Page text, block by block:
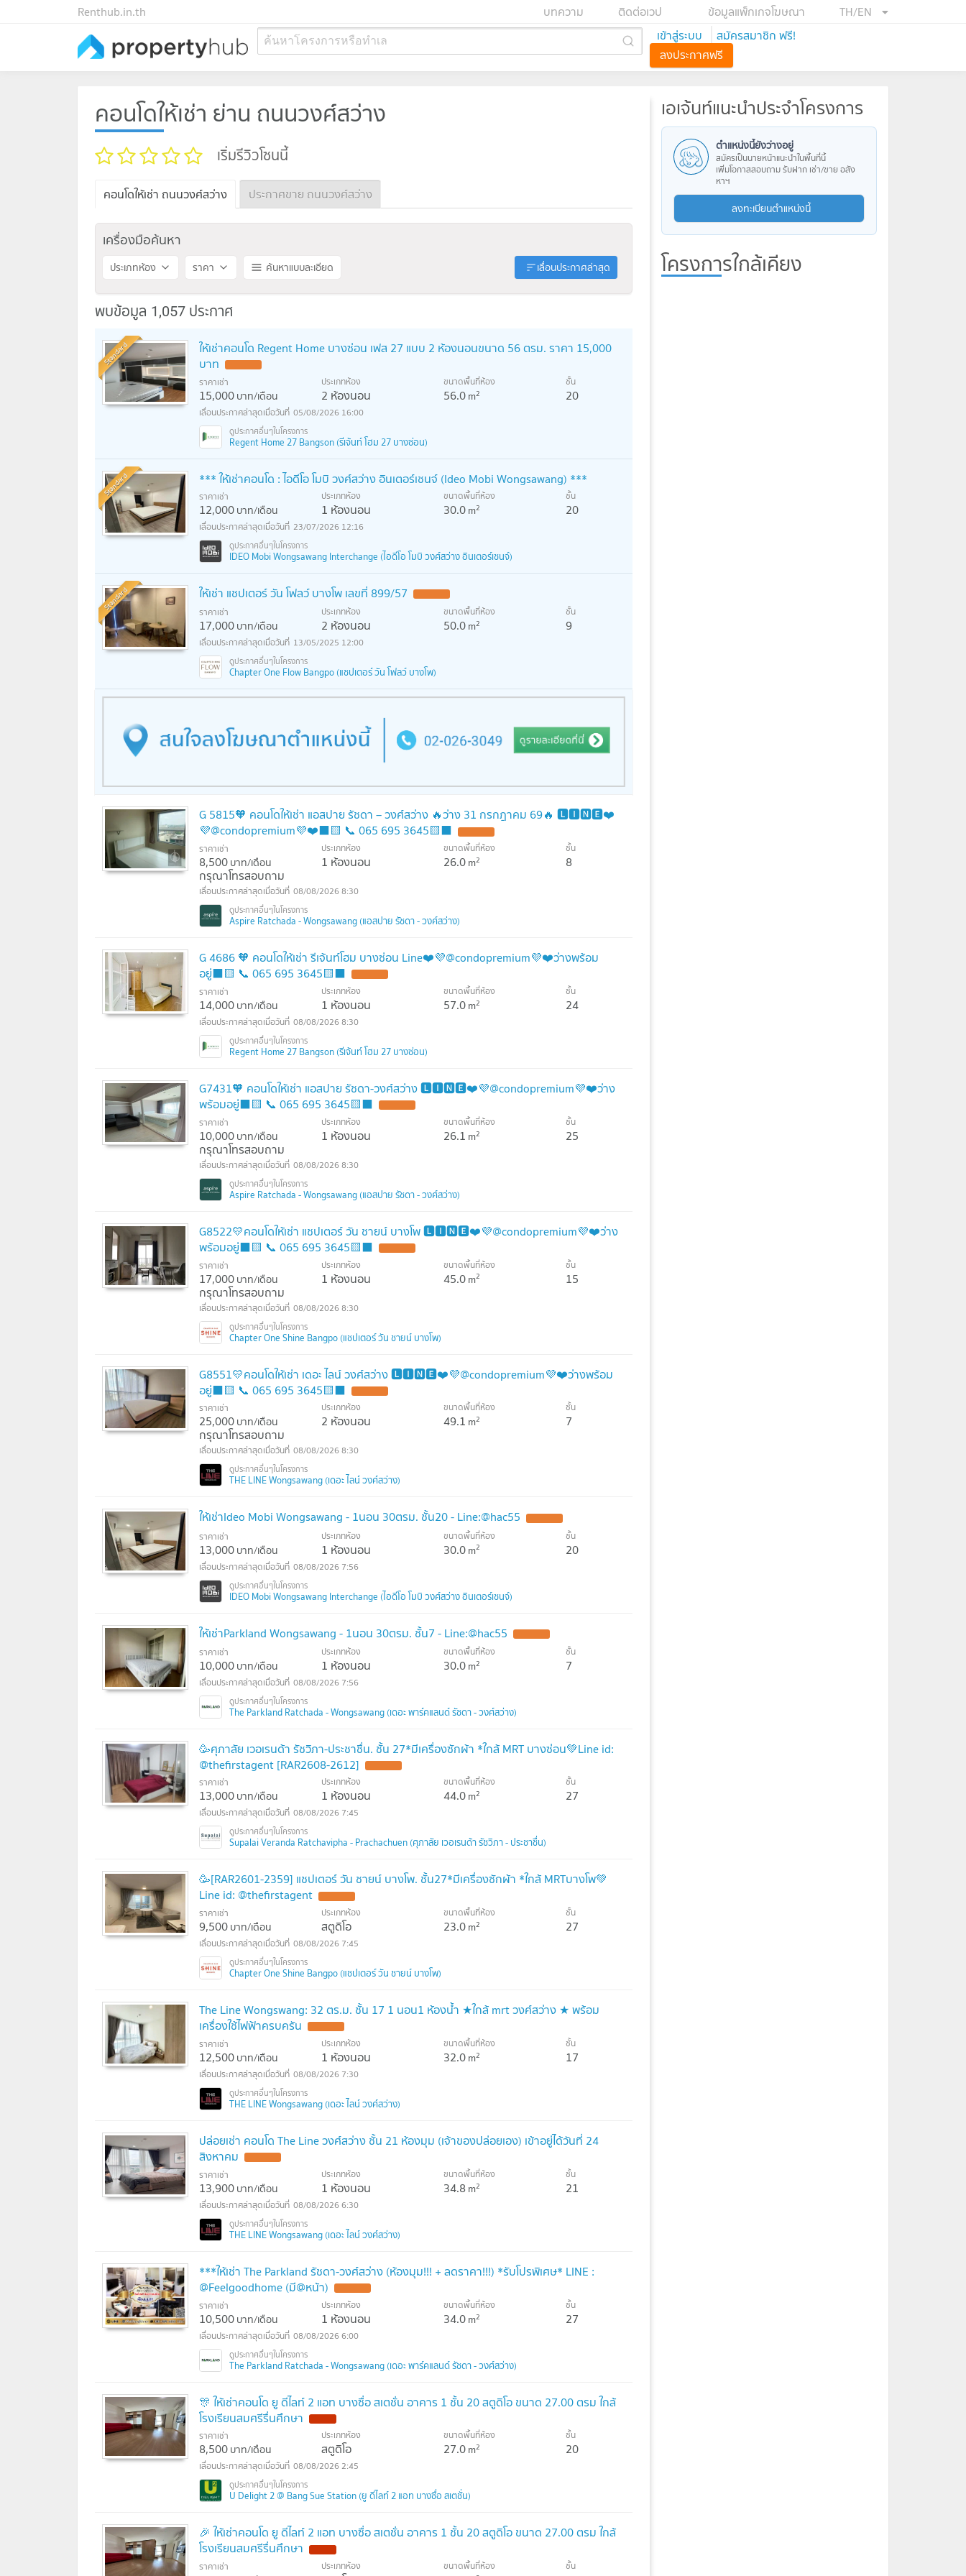
TH/EN
ข้อมูลแพ็กเกจโฆษณา
ติดต่อเวป
บทความ
Renthub.in.th
ค้นหาโครงการหรือทำเล เข้าสู่ระบบ
สมัครสมาชิก ฟรี!
ลงประกาศฟรี
คอนโดให้เช่า ย่าน ถนนวงศ์สว่าง
เริ่มรีวิวโซนนี้
คอนโดให้เช่า ถนนวงศ์สว่าง ประกาศขาย ถนนวงศ์สว่าง
เครื่องมือค้นหา
ประเภทห้อง ราคา ค้นหาแบบละเอียด เลื่อนประกาศล่าสุด
พบข้อมูล 1,057 ประกาศ
Standard
ให้เช่าคอนโด Regent Home บางซ่อน เฟส 27 แบบ 2 ห้องนอนขนาด 56 ตรม. ราคา 15,000
บาท
ราคาเช่า
15,000บาท/เดือน
ประเภทห้อง
2 ห้องนอน
ขนาดพื้นที่ห้อง
56.0m2
ชั้น
20
05/08/2026 16:00
Regent Home 27 Bangson (รีเจ้นท์ โฮม 27 บางซ่อน)
Standard *** ให้เช่าคอนโด : ไอดีโอ โมบิ วงศ์สว่าง อินเตอร์เชนจ์ (Ideo Mobi Wongsawang) ***
ราคาเช่า
12,000บาท/เดือน
ประเภทห้อง
1 ห้องนอน
ขนาดพื้นที่ห้อง
30.0m2
ชั้น
20
23/07/2026 12:16
IDEO Mobi Wongsawang Interchange (ไอดีโอ โมบิ วงศ์สว่าง อินเตอร์เชนจ์)
Standard ให้เช่า แชปเตอร์ วัน โฟลว์ บางโพ เลขที่ 899/57
ราคาเช่า
17,000บาท/เดือน
ประเภทห้อง
2 ห้องนอน
ขนาดพื้นที่ห้อง
50.0m2
ชั้น
9
13/05/2025 12:00
Chapter One Flow Bangpo (แชปเตอร์ วัน โฟลว์ บางโพ)
G 5815🧡 คอนโดให้เช่า แอสปาย รัชดา – วงศ์สว่าง 🔥ว่าง 31 กรกฎาคม 69🔥 🅻🅸🅽🅴❤️
💜@condopremium💜❤️⬛🟨 📞 065 695 3645🟨⬛
ราคาเช่า
8,500บาท/เดือน
กรุณาโทรสอบถาม
ประเภทห้อง
1 ห้องนอน
ขนาดพื้นที่ห้อง
26.0m2
ชั้น
8
08/08/2026 8:30
Aspire Ratchada - Wongsawang (แอสปาย รัชดา - วงศ์สว่าง)
G 4686 🧡 คอนโดให้เช่า รีเจ้นท์โฮม บางซ่อน Line❤️💜@condopremium💜❤️ว่างพร้อม
อยู่⬛🟨 📞 065 695 3645🟨⬛
ราคาเช่า
14,000บาท/เดือน
ประเภทห้อง
1 ห้องนอน
ขนาดพื้นที่ห้อง
57.0m2
ชั้น
24
08/08/2026 8:30
Regent Home 27 Bangson (รีเจ้นท์ โฮม 27 บางซ่อน)
G7431🧡 คอนโดให้เช่า แอสปาย รัชดา-วงศ์สว่าง 🅻🅸🅽🅴❤️💜@condopremium💜❤️ว่าง
พร้อมอยู่⬛🟨 📞 065 695 3645🟨⬛
ราคาเช่า
10,000บาท/เดือน
กรุณาโทรสอบถาม
ประเภทห้อง
1 ห้องนอน
ขนาดพื้นที่ห้อง
26.1 m2
ชั้น
25
08/08/2026 8:30
Aspire Ratchada - Wongsawang (แอสปาย รัชดา - วงศ์สว่าง)
G8522💛คอนโดให้เช่า แชปเตอร์ วัน ชายน์ บางโพ 🅻🅸🅽🅴❤️💜@condopremium💜❤️ว่าง
พร้อมอยู่⬛🟨 📞 065 695 3645🟨⬛
ราคาเช่า
17,000บาท/เดือน
กรุณาโทรสอบถาม
ประเภทห้อง
1 ห้องนอน
ขนาดพื้นที่ห้อง
45.0m2
ชั้น
15
08/08/2026 8:30
Chapter One Shine Bangpo (แชปเตอร์ วัน ชายน์ บางโพ)
G8551💛คอนโดให้เช่า เดอะ ไลน์ วงศ์สว่าง 🅻🅸🅽🅴❤️💜@condopremium💜❤️ว่างพร้อม
อยู่⬛🟨 📞 065 695 3645🟨⬛
ราคาเช่า
25,000บาท/เดือน
กรุณาโทรสอบถาม
ประเภทห้อง
2 ห้องนอน
ขนาดพื้นที่ห้อง
49.1 m2
ชั้น
7
08/08/2026 8:30
THE LINE Wongsawang (เดอะ ไลน์ วงศ์สว่าง)
ให้เช่าIdeo Mobi Wongsawang - 1นอน 30ตรม. ชั้น20 - Line:@hac55
ราคาเช่า
13,000บาท/เดือน
ประเภทห้อง
1 ห้องนอน
ขนาดพื้นที่ห้อง
30.0m2
ชั้น
20
08/08/2026 7:56
IDEO Mobi Wongsawang Interchange (ไอดีโอ โมบิ วงศ์สว่าง อินเตอร์เชนจ์)
ให้เช่าParkland Wongsawang - 1นอน 30ตรม. ชั้น7 - Line:@hac55
ราคาเช่า
10,000บาท/เดือน
ประเภทห้อง
1 ห้องนอน
ขนาดพื้นที่ห้อง
30.0m2
ชั้น
7
08/08/2026 7:56
The Parkland Ratchada - Wongsawang (เดอะ พาร์คแลนด์ รัชดา - วงศ์สว่าง)
🥳ศุภาลัย เวอเรนด้า รัชวิภา-ประชาชื่น. ชั้น 27*มีเครื่องซักผ้า *ใกล้ MRT บางซ่อน💚Line id:
@thefirstagent [RAR2608-2612]
ราคาเช่า
13,000บาท/เดือน
ประเภทห้อง
1 ห้องนอน
ขนาดพื้นที่ห้อง
44.0m2
ชั้น
27
08/08/2026 7:45
Supalai Veranda Ratchavipha - Prachachuen (ศุภาลัย เวอเรนด้า รัชวิภา - ประชาชื่น)
🥳[RAR2601-2359] แชปเตอร์ วัน ชายน์ บางโพ. ชั้น27*มีเครื่องซักผ้า *ใกล้ MRTบางโพ💚
Line id: @thefirstagent
ราคาเช่า
9,500บาท/เดือน
ประเภทห้อง
สตูดิโอ
ขนาดพื้นที่ห้อง
23.0m2
ชั้น
27
08/08/2026 7:45
Chapter One Shine Bangpo (แชปเตอร์ วัน ชายน์ บางโพ)
The Line Wongswang: 32 ตร.ม. ชั้น 17 1 นอน1 ห้องน้ำ ★ใกล้ mrt วงศ์สว่าง ★ พร้อม
เครื่องใช้ไฟฟ้าครบครัน
ราคาเช่า
12,500บาท/เดือน
ประเภทห้อง
1 ห้องนอน
ขนาดพื้นที่ห้อง
32.0m2
ชั้น
17
08/08/2026 7:30
THE LINE Wongsawang (เดอะ ไลน์ วงศ์สว่าง)
ปล่อยเช่า คอนโด The Line วงศ์สว่าง ชั้น 21 ห้องมุม (เจ้าของปล่อยเอง) เข้าอยู่ได้วันที่ 24
สิงหาคม
ราคาเช่า
13,900บาท/เดือน
ประเภทห้อง
1 ห้องนอน
ขนาดพื้นที่ห้อง
34.8 m2
ชั้น
21
08/08/2026 6:30
THE LINE Wongsawang (เดอะ ไลน์ วงศ์สว่าง)
***ให้เช่า The Parkland รัชดา-วงศ์สว่าง (ห้องมุม!!! + ลดราคา!!!) *รับโปรพิเศษ* LINE :
@Feelgoodhome (มี@หน้า)
ราคาเช่า
10,500บาท/เดือน
ประเภทห้อง
1 ห้องนอน
ขนาดพื้นที่ห้อง
34.0m2
ชั้น
27
08/08/2026 6:00
The Parkland Ratchada - Wongsawang (เดอะ พาร์คแลนด์ รัชดา - วงศ์สว่าง)
🎊 ให้เช่าคอนโด ยู ดีไลท์ 2 แอท บางซื่อ สเตชั่น อาคาร 1 ชั้น 20 สตูดิโอ ขนาด 27.00 ตรม ใกล้
โรงเรียนสมศรีรื่นศึกษา
ราคาเช่า
8,500บาท/เดือน
ประเภทห้อง
สตูดิโอ
ขนาดพื้นที่ห้อง
27.0m2
ชั้น
20
08/08/2026 2:45
U Delight 2 @ Bang Sue Station (ยู ดีไลท์ 2 แอท บางซื่อ สเตชั่น)
🎉 ให้เช่าคอนโด ยู ดีไลท์ 2 แอท บางซื่อ สเตชั่น อาคาร 1 ชั้น 20 สตูดิโอ ขนาด 27.00 ตรม ใกล้
โรงเรียนสมศรีรื่นศึกษา
ราคาเช่า ประเภทห้อง ขนาดพื้นที่ห้อง ชั้น
เอเจ้นท์แนะนำประจำโครงการ
ตำแหน่งนี้ยังว่างอยู่
สมัครเป็นนายหน้าแนะนำในพื้นที่นี้
เพิ่มโอกาสสอบถาม รับฝาก เช่า/ขาย อสัง
หาฯ
ลงทะเบียนตำแหน่งนี้
โครงการใกล้เคียง